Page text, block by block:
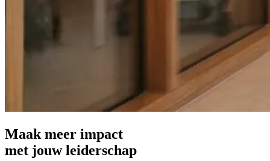
Maak meer impact
met jouw leiderschap